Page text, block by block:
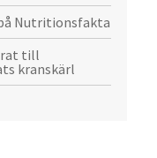
Nutritionsfakta
till
kranskärl